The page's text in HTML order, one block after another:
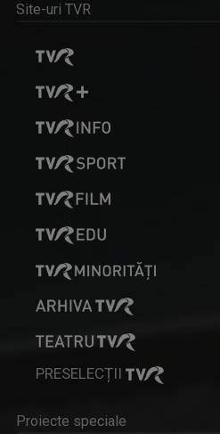
DEUTSCHE STUNDE / EMISIUNE
Emisiune magazin, care prezintă
FÖLDKÖZELBEN / MAGAZIN
Emisiune în limba maghiară, care
SIMONA CRISTINA TONCEAN
Realizator "NutriInfo" la TVR Târgu
Site-uri TVR
PRESELECȚII
Proiecte speciale